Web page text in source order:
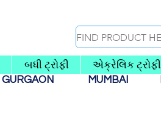
બધી ટ્રોફી એક્રેલિક ટ્રોફી
GURGAON MUMBAI